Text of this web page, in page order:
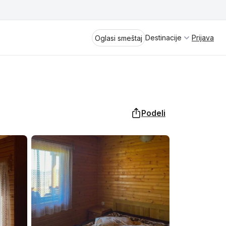
Oglasi smeštaj Destinacije
Vrnjačka Banja
Perućac
Kladovo
Aranđelovac
Spremite se za virtuelno putovanje
kroz jednu od najlepših zemalja
Evrope i sveta. Uživaćete u prikazima
planinskih masiva poput Tare i Šar-
planine, ali i u ravničarskim predelima
prostrane Vojvodine. Istraživanje
tradicije i kulturnog dobra Srbije
otkriće vam pravu narav srpskog
Prijava
Podeli